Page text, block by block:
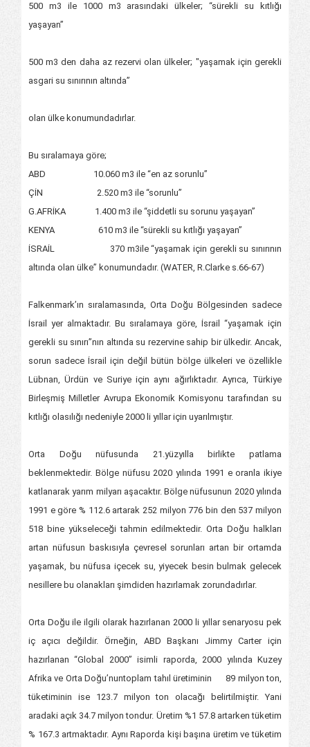
500 m3 ile 1000 m3 arasındaki ülkeler; “sürekli su kıtlığı
yaşayan”
500 m3 den daha az rezervi olan ülkeler; "yaşamak için gerekli
asgari su sınırının altında”
olan ülke konumundadırlar.
Bu sıralamaya göre;
ABD 10.060 m3 ile “en az sorunlu”
ÇİN 2.520 m3 ile “sorunlu”
G.AFRİKA 1.400 m3 ile “şiddetli su sorunu yaşayan”
KENYA 610 m3 ile “sürekli su kıtlığı yaşayan”
İSRAİL 370 m3ile “yaşamak için gerekli su sınırının
altında olan ülke” konumundadır. (WATER, R.Clarke s.66-67)
Falkenmark’ın sıralamasında, Orta Doğu Bölgesinden sadece
İsrail yer almaktadır. Bu sıralamaya göre, İsrail “yaşamak için
gerekli su sınırı”nın altında su rezervine sahip bir ülkedir. Ancak,
sorun sadece İsrail için değil bütün bölge ülkeleri ve özellikle
Lübnan, Ürdün ve Suriye için aynı ağırlıktadır. Ayrıca, Türkiye
Birleşmiş Milletler Avrupa Ekonomik Komisyonu tarafından su
kıtlığı olasılığı nedeniyle 2000 li yıllar için uyarılmıştır.
Orta Doğu nüfusunda 21.yüzyılla birlikte patlama
beklenmektedir. Bölge nüfusu 2020 yılında 1991 e oranla ikiye
katlanarak yarım milyarı aşacaktır. Bölge nüfusunun 2020 yılında
1991 e göre % 112.6 artarak 252 milyon 776 bin den 537 milyon
518 bine yükseleceği tahmin edilmektedir. Orta Doğu halkları
artan nüfusun baskısıyla çevresel sorunları artan bir ortamda
yaşamak, bu nüfusa içecek su, yiyecek besin bulmak gelecek
nesillere bu olanakları şimdiden hazırlamak zorundadırlar.
Orta Doğu ile ilgili olarak hazırlanan 2000 li yıllar senaryosu pek
iç açıcı değildir. Örneğin, ABD Başkanı Jimmy Carter için
hazırlanan “Global 2000” isimli raporda, 2000 yılında Kuzey
Afrika ve Orta Doğu’nuntoplam tahıl üretiminin 89 milyon ton,
tüketiminin ise 123.7 milyon ton olacağı belirtilmiştir. Yani
aradaki açık 34.7 milyon tondur. Üretim %1 57.8 artarken tüketim
% 167.3 artmaktadır. Aynı Raporda kişi başına üretim ve tüketim